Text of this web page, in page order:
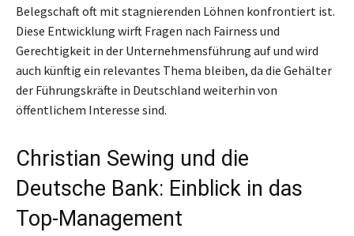
Belegschaft oft mit stagnierenden Löhnen konfrontiert ist.
Diese Entwicklung wirft Fragen nach Fairness und
Gerechtigkeit in der Unternehmensführung auf und wird
auch künftig ein relevantes Thema bleiben, da die Gehälter
der Führungskräfte in Deutschland weiterhin von
öffentlichem Interesse sind.
Christian Sewing und die
Deutsche Bank: Einblick in das
Top-Management